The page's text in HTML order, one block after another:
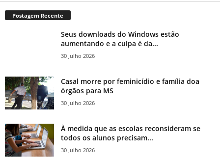
Postagem Recente
Seus downloads do Windows estão
aumentando e a culpa é da...
30 Julho 2026
Casal morre por feminicídio e família doa
órgãos para MS
30 Julho 2026
À medida que as escolas reconsideram se
todos os alunos precisam...
30 Julho 2026